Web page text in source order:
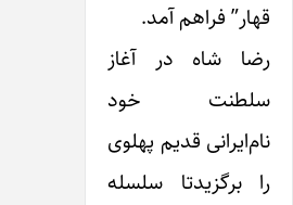
قهار” فراهم آمد.
رضا شاه در آغاز
سلطنت خود
نام‌ایرانی قدیم پهلوی
را برگزیدتا سلسله